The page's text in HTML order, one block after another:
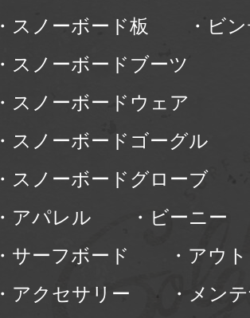
・スノーボード板
・ビ
・スノーボードブーツ
・スノーボードウェア
・スノーボードゴーグル
・スノーボードグローブ
・アパレル
・ビーニー
・サーフボード
・アウ
・アクセサリー
・メン